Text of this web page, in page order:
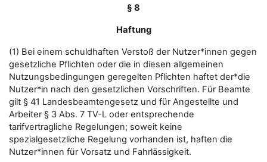
§ 8
Haftung
(1) Bei einem schuldhaften Verstoß der Nutzer*innen gegen
gesetzliche Pflichten oder die in diesen allgemeinen
Nutzungsbedingungen geregelten Pflichten haftet der*die
Nutzer*in nach den gesetzlichen Vorschriften. Für Beamte
gilt § 41 Landesbeamtengesetz und für Angestellte und
Arbeiter § 3 Abs. 7 TV-L oder entsprechende
tarifvertragliche Regelungen; soweit keine
spezialgesetzliche Regelung vorhanden ist, haften die
Nutzer*innen für Vorsatz und Fahrlässigkeit.